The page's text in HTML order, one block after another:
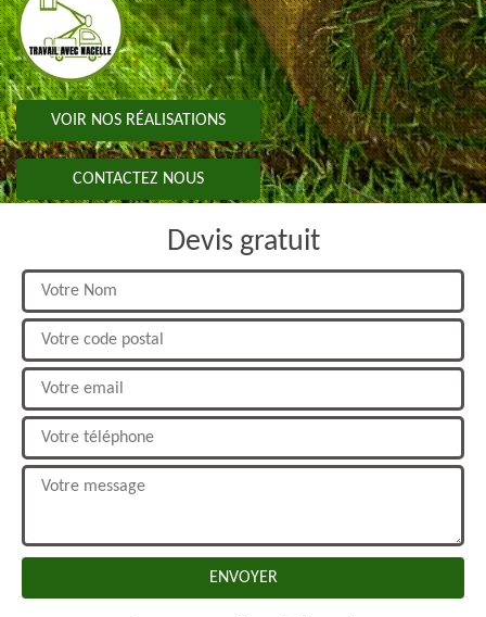
VOIR NOS RÉALISATIONS
CONTACTEZ NOUS
Devis gratuit